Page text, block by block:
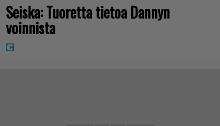
Seiska: Tuoretta tietoa Dannyn
voinnista